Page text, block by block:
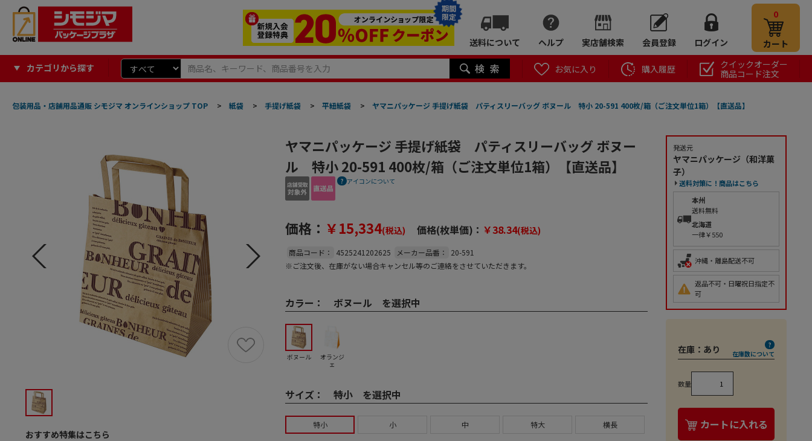
期間
限定
送料について ヘルプ 実店舗検索 会員登録 ログイン
0
カート
カテゴリから探す お気に入り 購入履歴
クイックオーダー
商品コード注文
包装用品・店舗用品通販 シモジマ オンラインショップ TOP > 紙袋 > 手提げ紙袋 > 平紐紙袋 > ヤマニパッケージ 手提げ紙袋 パティスリーバッグ ボヌール 特小 20-591 400枚/箱（ご注文単位1箱）【直送品】
おすすめ特集はこちら
ヤマニパッケージ 手提げ紙袋 パティスリーバッグ ボヌー
ル 特小 20-591 400枚/箱（ご注文単位1箱）【直送品】
アイコンについて
価格： ￥15,334(税込) 価格(枚単価)： ￥38.34(税込)
商品コード： 4525241202625 メーカー品番：
20-591
※ご注文後、在庫がない場合キャンセル等のご連絡をさせていただきます。
カラー： ボヌール を選択中
ボヌール
オランジ
ェ
サイズ： 特小 を選択中
特小 小 中 特大 横長
発送元
ヤマニパッケージ（和洋菓
子）
送料対策に！商品はこちら
本州
送料無料
北海道
一律￥550
沖縄・離島配送不可
返品不可・日曜祝日指定不
可
在庫： あり 在庫数について
数量
カートに入れる